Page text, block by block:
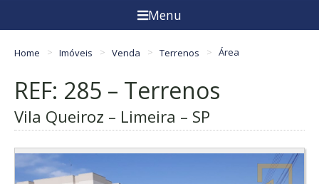
Menu
Home Imóveis Venda Terrenos Área
REF: 285 – Terrenos
Vila Queiroz – Limeira – SP